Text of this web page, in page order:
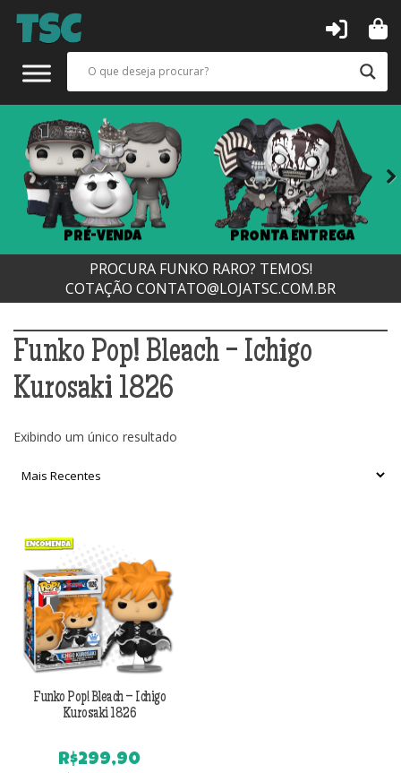
PRÉ-VENDA PRONTA ENTREGA
Next
PROCURA FUNKO RARO? TEMOS!
COTAÇÃO CONTATO@LOJATSC.COM.BR
Funko Pop! Bleach - Ichigo
Kurosaki 1826
Exibindo um único resultado
Funko Pop! Bleach – Ichigo
Kurosaki 1826
R$299,90